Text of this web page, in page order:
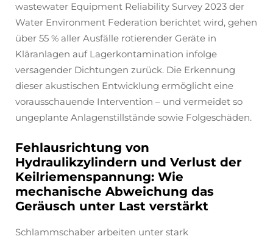
wastewater Equipment Reliability Survey 2023 der
Water Environment Federation berichtet wird, gehen
über 55 % aller Ausfälle rotierender Geräte in
Kläranlagen auf Lagerkontamination infolge
versagender Dichtungen zurück. Die Erkennung
dieser akustischen Entwicklung ermöglicht eine
vorausschauende Intervention – und vermeidet so
ungeplante Anlagenstillstände sowie Folgeschäden.
Fehlausrichtung von
Hydraulikzylindern und Verlust der
Keilriemenspannung: Wie
mechanische Abweichung das
Geräusch unter Last verstärkt
Schlammschaber arbeiten unter stark